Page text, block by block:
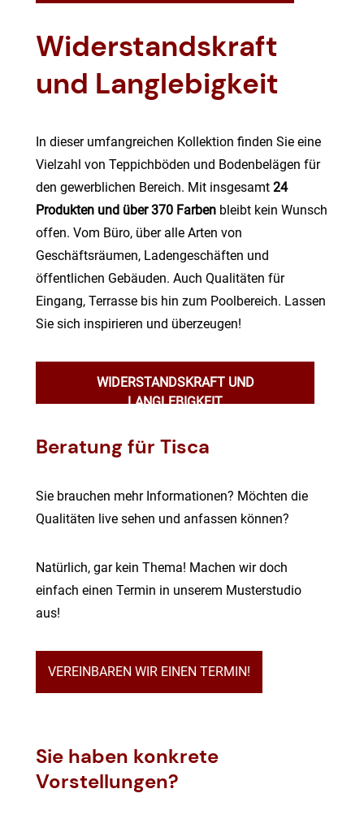
Widerstandskraft
und Langlebigkeit
In dieser umfangreichen Kollektion finden Sie eine
Vielzahl von Teppichböden und Bodenbelägen für
den gewerblichen Bereich. Mit insgesamt 24
Produkten und über 370 Farben bleibt kein Wunsch
offen. Vom Büro, über alle Arten von
Geschäftsräumen, Ladengeschäften und
öffentlichen Gebäuden. Auch Qualitäten für
Eingang, Terrasse bis hin zum Poolbereich. Lassen
Sie sich inspirieren und überzeugen!
WIDERSTANDSKRAFT UND
LANGLEBIGKEIT
Beratung für Tisca
Sie brauchen mehr Informationen? Möchten die
Qualitäten live sehen und anfassen können?
Natürlich, gar kein Thema! Machen wir doch
einfach einen Termin in unserem Musterstudio
aus!
VEREINBAREN WIR EINEN TERMIN!
Sie haben konkrete
Vorstellungen?